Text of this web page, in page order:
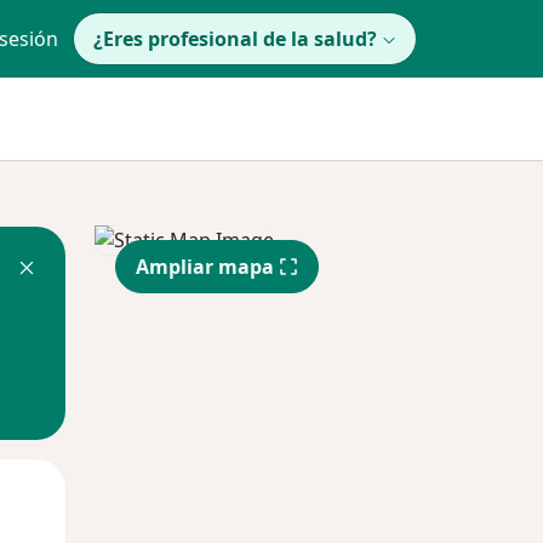
¿Eres profesional de la salud?
Ampliar mapa